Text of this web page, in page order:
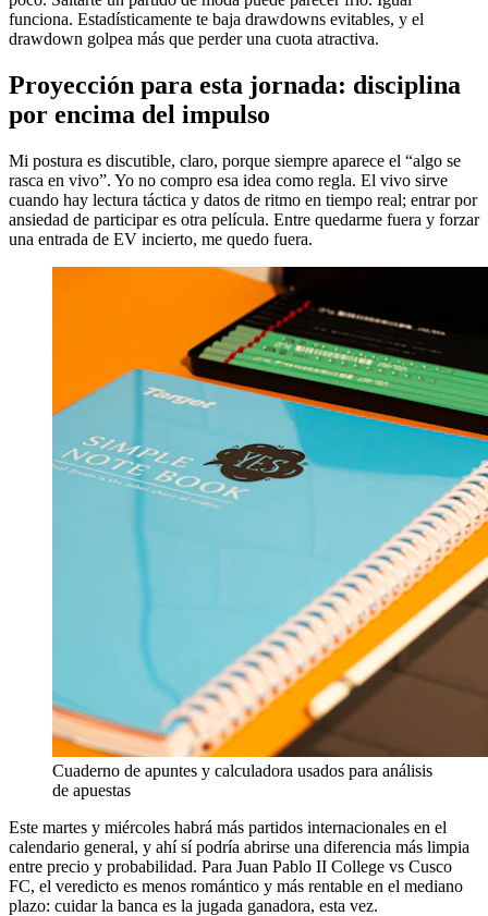
funciona. Estadísticamente te baja drawdowns evitables, y el
drawdown golpea más que perder una cuota atractiva.
Proyección para esta jornada: disciplina
por encima del impulso
Mi postura es discutible, claro, porque siempre aparece el “algo se
rasca en vivo”. Yo no compro esa idea como regla. El vivo sirve
cuando hay lectura táctica y datos de ritmo en tiempo real; entrar por
ansiedad de participar es otra película. Entre quedarme fuera y forzar
una entrada de EV incierto, me quedo fuera.
Cuaderno de apuntes y calculadora usados para análisis
de apuestas
Este martes y miércoles habrá más partidos internacionales en el
calendario general, y ahí sí podría abrirse una diferencia más limpia
entre precio y probabilidad. Para Juan Pablo II College vs Cusco
FC, el veredicto es menos romántico y más rentable en el mediano
plazo: cuidar la banca es la jugada ganadora, esta vez.